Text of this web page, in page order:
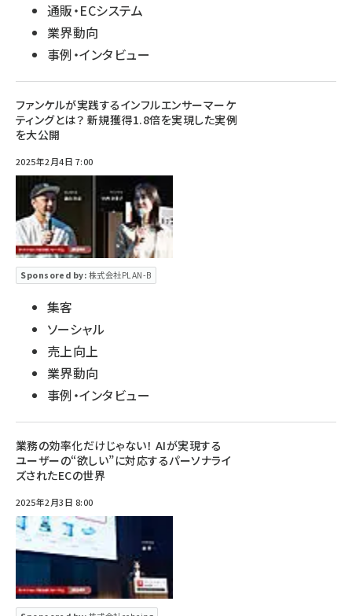
通販・ECシステム
業界動向
事例・インタビュー
ファンケルが実践するインフルエンサーマーケ
ティングとは？ 新規獲得1.8倍を実現した実例
を大公開
2025年2月4日 7:00
Sponsored by: 株式会社PLAN-B
集客
ソーシャル
売上向上
業界動向
事例・インタビュー
業務の効率化だけじゃない！ AIが実現する
ユーザーの“欲しい”に対応するパーソナライ
ズされたECの世界
2025年2月3日 8:00